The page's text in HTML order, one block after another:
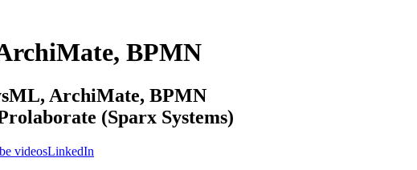
BPMN
ArchiMate, BPMN
(Sparx Systems)
videosLinkedIn